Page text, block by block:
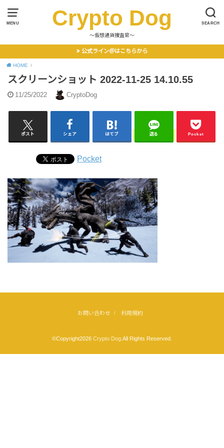
MENU SEARCH
Crypto Dog
〜仮想通貨捜査官〜
公式ライン＠はこちらから
HOME
スクリーンショット 2022-11-25 14.10.55
11/25/2022 CryptoDog
ポスト シェア はてブ 送る Pocket
Pocket
お問い合わせ 利用規約
©Copyright2026 Crypto Dog.All Rights Reserved.